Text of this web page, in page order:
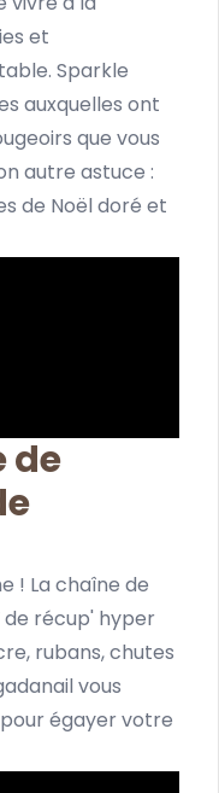
et
Sparkle
auxquelles ont
que vous
autre astuce :
de Noël doré et
de
! La chaîne de
de récup' hyper
rubans, chutes
vous
égayer votre